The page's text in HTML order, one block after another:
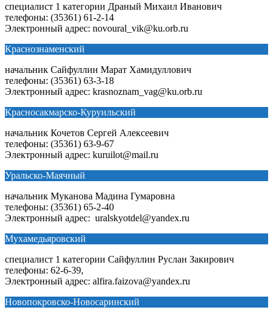
специалист 1 категории Драный Михаил Иванович
телефоны: (35361) 61-2-14
Электронный адрес: novoural_vik@ku.orb.ru
Краснознаменский
начальник Сайфуллин Марат Хамидуллович
телефоны: (35361) 63-3-18
Электронный адрес: krasnoznam_vag@ku.orb.ru
Красносакмарско-Куруильский
начальник Кочетов Сергей Алексеевич
телефоны: (35361) 63-9-67
Электронный адрес: kuruilot@mail.ru
Уральско-Маячный
начальник Муканова Мадина Гумаровна
телефоны: (35361) 65-2-40
Электронный адрес: uralskyotdel@yandex.ru
Мухамедьяровский
специалист 1 категории Сайфуллин Руслан Закирович
телефоны: 62-6-39,
Электронный адрес: alfira.faizova@yandex.ru
Новопокровско-Новосаринский